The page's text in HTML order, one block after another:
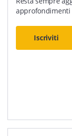
approfondimenti
Iscriviti